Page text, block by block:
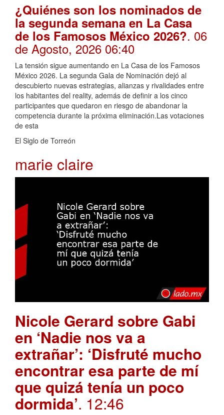
¿Quiénes son los nominados de
la segunda semana en La Casa
de los Famosos México 2026?. 06
de Agosto, 2026 06:40
La tensión sigue aumentando en La Casa de los Famosos
México 2026. La segunda Gala de Nominación dejó al
descubierto nuevas estrategias, alianzas y rivalidades entre
los habitantes del reality, además de definir a los cinco
participantes que quedaron en riesgo de abandonar la
competencia durante la próxima eliminación.Las votaciones
de esta
El Siglo de Torreón
marie claire
Nicole Gerard sobre Gabi
en ‘Nadie nos va a
extrañar’: ‘Disfruté mucho
encontrar esa parte de mí
que quizá tenía un poco
dormida’. 12:46